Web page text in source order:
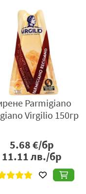
Parmigiano
Virgilio 150гр
5.68€/бр
11.11лв./бр